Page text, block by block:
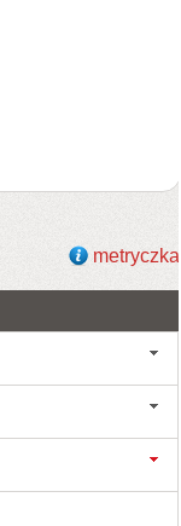
metryczka